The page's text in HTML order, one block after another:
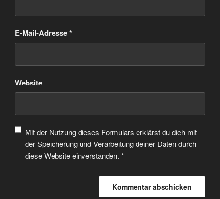
E-Mail-Adresse*
Website
Mit der Nutzung dieses Formulars erklärst du dich mit
der Speicherung und Verarbeitung deiner Daten durch
diese Website einverstanden. *